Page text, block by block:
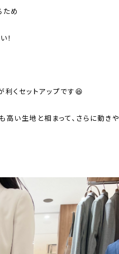
ため
！
くセットアップです😆
高い生地と相まって、さらに動きや